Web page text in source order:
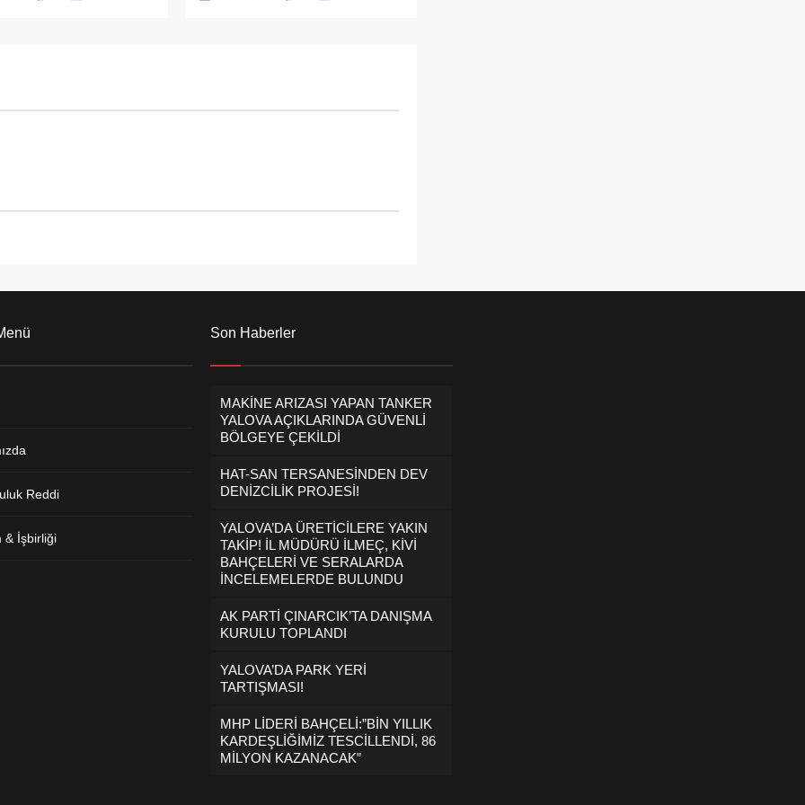
10 şüpheli
operasyonunda
Korku dolu anlar çevredeki
Reddi
& İşbirliği
Son Haberler
MAKİNE ARIZASI YAPAN TANKER
YALOVA AÇIKLARINDA GÜVENLİ
BÖLGEYE ÇEKİLDİ
HAT-SAN TERSANESİNDEN DEV
DENİZCİLİK PROJESİ!
YALOVA’DA ÜRETİCİLERE YAKIN
TAKİP! İL MÜDÜRÜ İLMEÇ, KİVİ
BAHÇELERİ VE SERALARDA
İNCELEMELERDE BULUNDU
AK PARTİ ÇINARCIK’TA DANIŞMA
KURULU TOPLANDI
YALOVA’DA PARK YERİ
TARTIŞMASI!
MHP LİDERİ BAHÇELİ:”BİN YILLIK
KARDEŞLİĞİMİZ TESCİLLENDİ, 86
MİLYON KAZANACAK”